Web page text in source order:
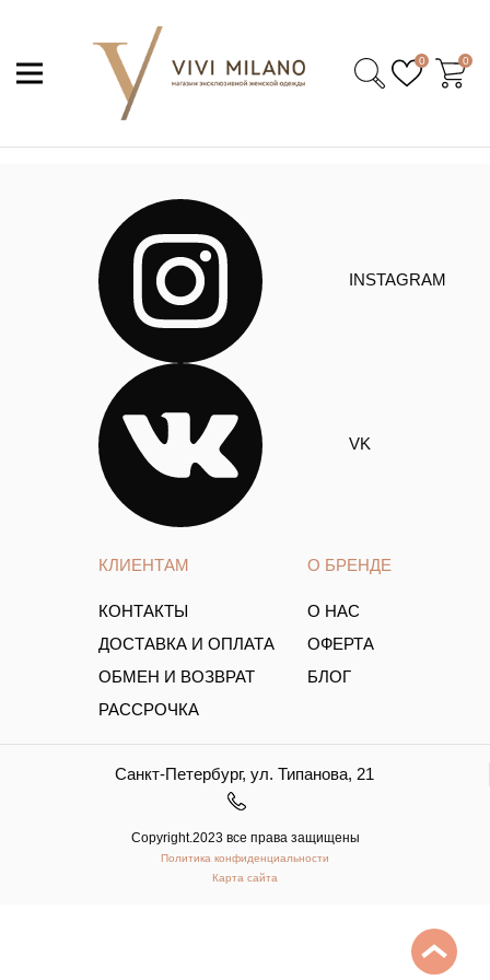
0 0
КЛИЕНТАМ
КОНТАКТЫ
ДОСТАВКА И ОПЛАТА
ОБМЕН И ВОЗВРАТ
РАССРОЧКА
О БРЕНДЕ
О НАС
ОФЕРТА
БЛОГ
INSTAGRAM
VK
Санкт-Петербург, ул. Типанова, 21
Copyright.2023 все права защищены
Политика конфиденциальности
Карта сайта